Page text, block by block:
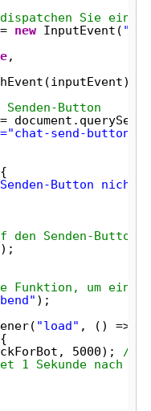
Sie ein
new InputEvent(
,
Button
send-button"]'
Button nicht
Senden-Button
Funktion, um eine
);
"load" , () => {
5000); //
1 Sekunde nach